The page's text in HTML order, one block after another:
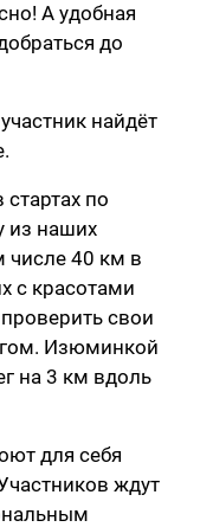
А удобная
до
найдёт
по
из наших
числе 40 км в
с красотами
свои
Изюминкой
на 3 км вдоль
для себя
ждут